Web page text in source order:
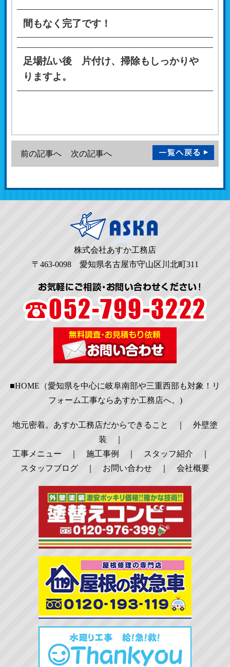
間もなく完了です！
足場払い後 片付け、掃除もしっかりや
りますよ。
前の記事へ 次の記事へ
株式会社あすか工務店
〒463-0098 愛知県名古屋市守山区川北町311
■HOME（愛知県を中心に岐阜南部や三重西部も対象！リ
フォーム工事ならあすか工務店へ。)
地元密着。あすか工務店だからできること
外壁塗
装
工事メニュー
施工事例 スタッフ紹介
スタッフブログ
お問い合わせ 会社概要